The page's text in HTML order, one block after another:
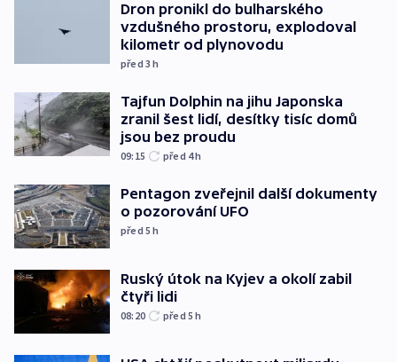
Dron pronikl do bulharského
vzdušného prostoru, explodoval
kilometr od plynovodu
před 3h
Tajfun Dolphin na jihu Japonska
zranil šest lidí, desítky tisíc domů
jsou bez proudu
09:15 před 4h
Pentagon zveřejnil další dokumenty
o pozorování UFO
před 5h
Ruský útok na Kyjev a okolí zabil
čtyři lidi
08:20 před 5h